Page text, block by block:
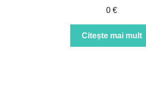
0 €
Citește mai mult